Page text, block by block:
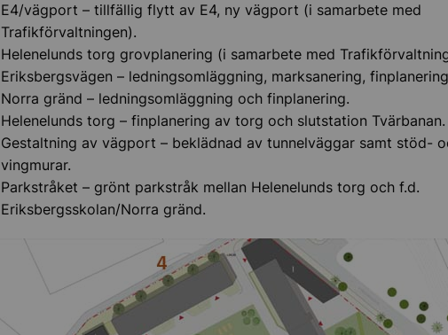
E4/vägport – tillfällig flytt av E4, ny vägport (i samarbete med
Trafikförvaltningen).
Helenelunds torg grovplanering (i samarbete med
Eriksbergsvägen – ledningsomläggning, marksanering,
Norra gränd – ledningsomläggning och finplanering.
Helenelunds torg – finplanering av torg och slutstation Tvärbanan.
Gestaltning av vägport – beklädnad av tunnelväggar samt stöd-
vingmurar.
Parkstråket – grönt parkstråk mellan Helenelunds torg och f.d.
Eriksbergsskolan/Norra gränd.